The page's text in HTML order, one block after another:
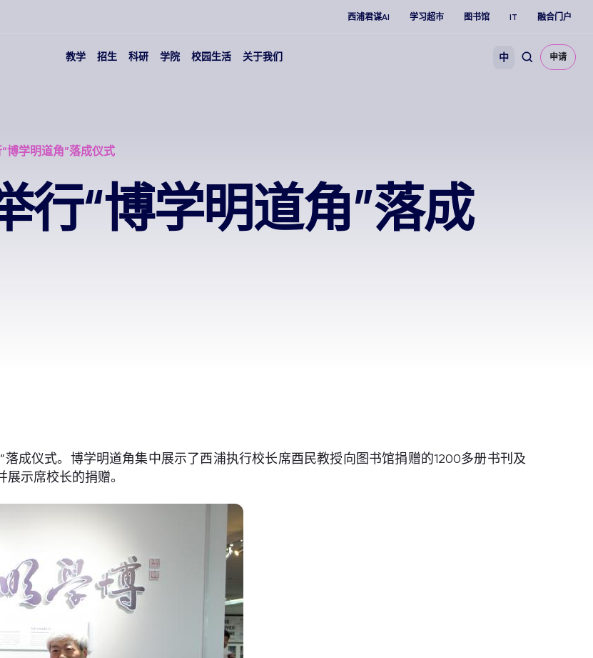
西浦君谋AI 学习超市 图书馆 IT 融合门户
教学 招生 科研 学院 校园生活 关于我们 中 申请
博学明道角”落成仪式
行“博学明道角”落成
成仪式。博学明道角集中展示了西浦执行校长席酉民教授向图书馆捐赠的1200多册书刊及
示席校长的捐赠。